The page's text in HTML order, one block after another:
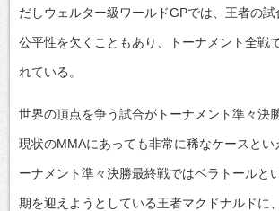
だしウェルター級ワールドGPでは、王者の試
公平性を欠くこともあり、トーナメント全戦
れている。
世界の頂点を争う試合がトーナメント準々決
現状のMMAにあっても非常に稀なケースとい
ーナメント準々決勝最終戦ではベラトールと
期を迎えようとしている王者マクドナルドに